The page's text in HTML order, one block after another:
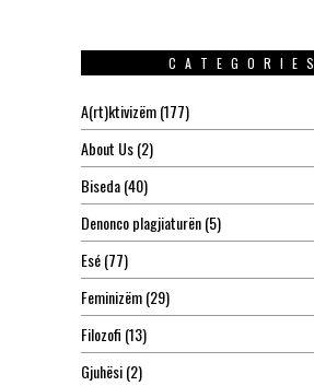
CATEGORIES
A(rt)ktivizëm(177)
About Us(2)
Biseda(40)
Denonco plagjiaturën(5)
Esé(77)
Feminizëm(29)
Filozofi (13)
Gjuhësi(2)